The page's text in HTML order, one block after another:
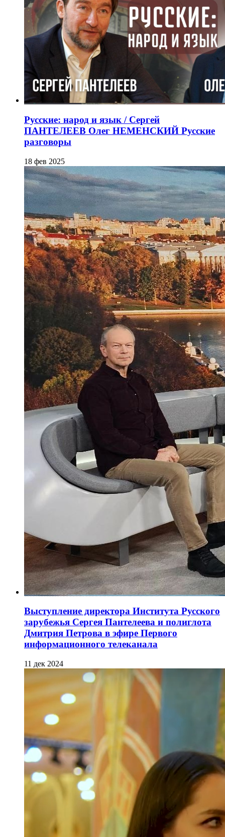
Русские: народ и язык / Сергей
ПАНТЕЛЕЕВ Олег НЕМЕНСКИЙ Русские
разговоры
18 фев 2025
Выступление директора Института Русского
зарубежья Сергея Пантелеева и полиглота
Дмитрия Петрова в эфире Первого
информационного телеканала
11 дек 2024